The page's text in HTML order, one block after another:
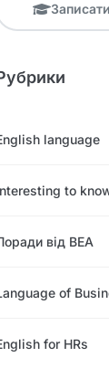
language
to
від BEA
of
for HRs